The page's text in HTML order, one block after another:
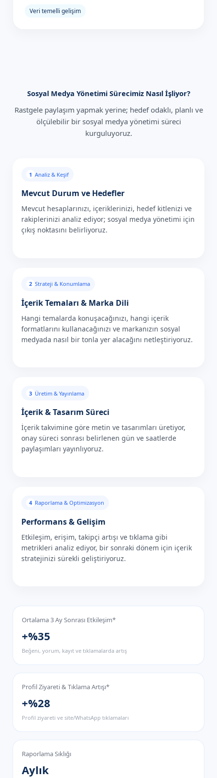
Veri temelli gelişim
Sosyal Medya Yönetimi Sürecimiz Nasıl İşliyor?
Rastgele paylaşım yapmak yerine; hedef odaklı, planlı ve
ölçülebilir bir sosyal medya yönetimi süreci
kurguluyoruz.
1 Analiz & Keşif
Mevcut Durum ve Hedefler
Mevcut hesaplarınızı, içeriklerinizi, hedef kitlenizi ve
rakiplerinizi analiz ediyor; sosyal medya yönetimi için
çıkış noktasını belirliyoruz.
2 Strateji & Konumlama
İçerik Temaları & Marka Dili
Hangi temalarda konuşacağınızı, hangi içerik
formatlarını kullanacağınızı ve markanızın sosyal
medyada nasıl bir tonla yer alacağını netleştiriyoruz.
3 Üretim & Yayınlama
İçerik & Tasarım Süreci
İçerik takvimine göre metin ve tasarımları üretiyor,
onay süreci sonrası belirlenen gün ve saatlerde
paylaşımları yayınlıyoruz.
4 Raporlama & Optimizasyon
Performans & Gelişim
Etkileşim, erişim, takipçi artışı ve tıklama gibi
metrikleri analiz ediyor, bir sonraki dönem için içerik
stratejinizi sürekli geliştiriyoruz.
Ortalama 3 Ay Sonrası Etkileşim*
+%35
Beğeni, yorum, kayıt ve tıklamalarda artış
Profil Ziyareti & Tıklama Artışı*
+%28
Profil ziyareti ve site/WhatsApp tıklamaları
Raporlama Sıklığı
Aylık